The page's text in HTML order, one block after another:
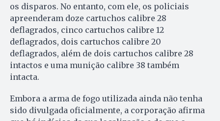
os disparos. No entanto, com ele, os policiais
apreenderam doze cartuchos calibre 28
deflagrados, cinco cartuchos calibre 12
deflagrados, dois cartuchos calibre 20
deflagrados, além de dois cartuchos calibre 28
intactos e uma munição calibre 38 também
intacta.
Embora a arma de fogo utilizada ainda não tenha
sido divulgada oficialmente, a corporação afirma